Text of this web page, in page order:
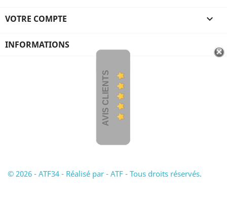
VOTRE COMPTE 
INFORMATIONS
AVIS CLIENTS
© 2026 - ATF34 - Réalisé par - ATF - Tous droits réservés.